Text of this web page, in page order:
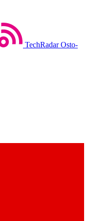
TechRadar Osto-